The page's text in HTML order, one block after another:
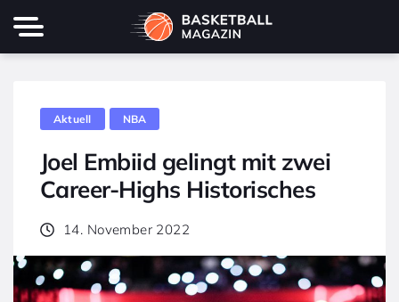
Aktuell NBA
Joel Embiid gelingt mit zwei
Career-Highs Historisches
14. November 2022